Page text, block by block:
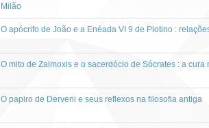
Milão
O apócrifo de João e a Enéada VI 9 de Plotino :
O mito de Zalmoxis e o sacerdócio de Sócrates : a
O papiro de Derveni e seus reflexos na filosofia antiga